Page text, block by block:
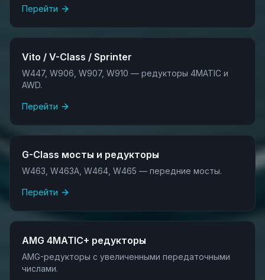
Перейти
Vito / V-Class / Sprinter
W447, W906, W907, W910 — редукторы 4MATIC и
AWD.
Перейти
G-Class мосты и редукторы
W463, W463A, W464, W465 — передние мосты.
Перейти
AMG 4MATIC+ редукторы
AMG-редукторы с увеличенными передаточными
числами.